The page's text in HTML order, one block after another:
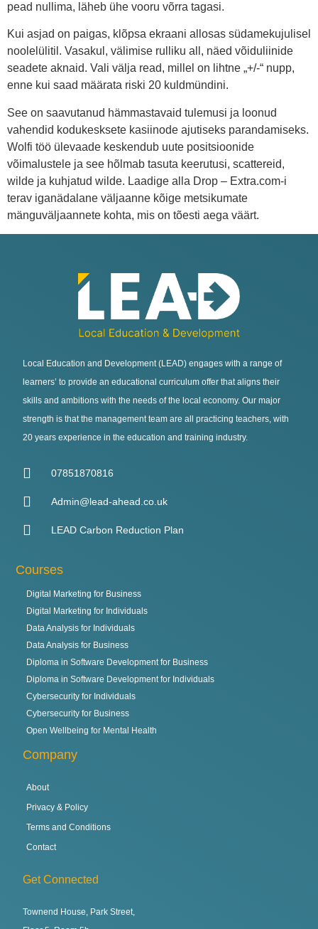
pead nullima, läheb ühe vooru võrra tagasi.
Kui asjad on paigas, klõpsa ekraani allosas südamekujulisel
noolelülitil. Vasakul, välimise rulliku all, näed võiduliinide
seadete aknaid. Vali välja read, millel on lihtne „+/-“ nupp,
enne kui saad määrata riski 20 kuldmündini.
See on saavutanud hämmastavaid tulemusi ja loonud
vahendid kodukesksete kasiinode ajutiseks parandamiseks.
Wolfi töö ülevaade keskendub uute positsioonide
võimalustele ja see hõlmab tasuta keerutusi, scattereid,
wilde ja kuhjatud wilde. Laadige alla Drop – Extra.com-i
terav iganädalane väljaanne kõige metsikumate
mänguväljaannete kohta, mis on tõesti aega väärt.
Local Education and Development (LEAD) engages with a range of
learners’ to provide an educational curriculum offer that aligns their
skills and ambitions with the needs of the local economy. Our major
strength is that the management team are all practicing teachers, with
20 years experience in the education and training industry.
07851870816
Admin@lead-ahead.co.uk
LEAD Carbon Reduction Plan
Courses
Digital Marketing for Business
Digital Marketing for Individuals
Data Analysis for Individuals
Data Analysis for Business
Diploma in Software Development for Business
Diploma in Software Development for Individuals
Cybersecurity for Individuals
Cybersecurity for Business
Open Wellbeing for Mental Health
Company
About
Privacy & Policy
Terms and Conditions
Contact
Get Connected
Townend House, Park Street,